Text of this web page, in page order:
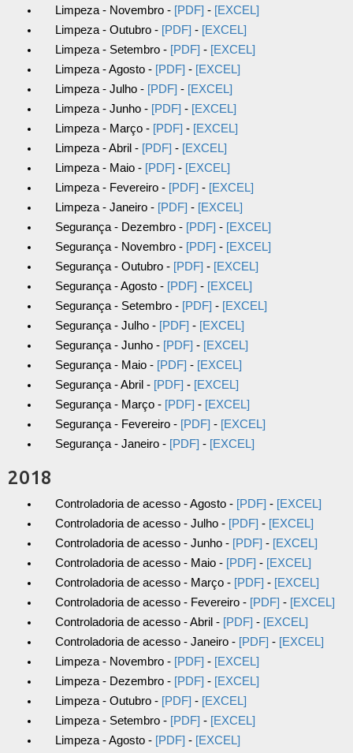
Limpeza - Novembro - [PDF] - [EXCEL]
Limpeza - Outubro - [PDF] - [EXCEL]
Limpeza - Setembro - [PDF] - [EXCEL]
Limpeza - Agosto - [PDF] - [EXCEL]
Limpeza - Julho - [PDF] - [EXCEL]
Limpeza - Junho - [PDF] - [EXCEL]
Limpeza - Março - [PDF] - [EXCEL]
Limpeza - Abril - [PDF] - [EXCEL]
Limpeza - Maio - [PDF] - [EXCEL]
Limpeza - Fevereiro - [PDF] - [EXCEL]
Limpeza - Janeiro - [PDF] - [EXCEL]
Segurança - Dezembro - [PDF] - [EXCEL]
Segurança - Novembro - [PDF] - [EXCEL]
Segurança - Outubro - [PDF] - [EXCEL]
Segurança - Agosto - [PDF] - [EXCEL]
Segurança - Setembro - [PDF] - [EXCEL]
Segurança - Julho - [PDF] - [EXCEL]
Segurança - Junho - [PDF] - [EXCEL]
Segurança - Maio - [PDF] - [EXCEL]
Segurança - Abril - [PDF] - [EXCEL]
Segurança - Março - [PDF] - [EXCEL]
Segurança - Fevereiro - [PDF] - [EXCEL]
Segurança - Janeiro - [PDF] - [EXCEL]
2018
Controladoria de acesso - Agosto - [PDF] - [EXCEL]
Controladoria de acesso - Julho - [PDF] - [EXCEL]
Controladoria de acesso - Junho - [PDF] - [EXCEL]
Controladoria de acesso - Maio - [PDF] - [EXCEL]
Controladoria de acesso - Março - [PDF] - [EXCEL]
Controladoria de acesso - Fevereiro - [PDF] - [EXCEL]
Controladoria de acesso - Abril - [PDF] - [EXCEL]
Controladoria de acesso - Janeiro - [PDF] - [EXCEL]
Limpeza - Novembro - [PDF] - [EXCEL]
Limpeza - Dezembro - [PDF] - [EXCEL]
Limpeza - Outubro - [PDF] - [EXCEL]
Limpeza - Setembro - [PDF] - [EXCEL]
Limpeza - Agosto - [PDF] - [EXCEL]